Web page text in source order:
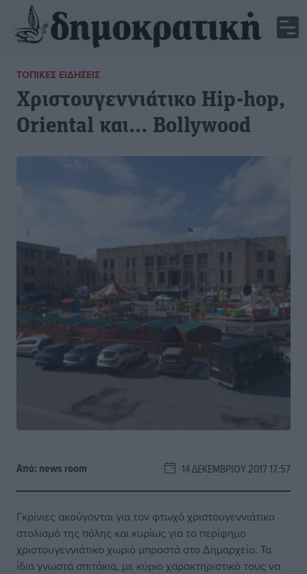
ΤΟΠΙΚΈΣ ΕΙΔΉΣΕΙΣ
Χριστουγεννιάτικo Ηip-hop,
Oriental και… Bollywood
Από: news room 14 ΔΕΚΕΜΒΡΊΟΥ 2017 17:57
Γκρίνιες ακούγονται για τον φτωχό χριστουγεννιάτικο
στολισμό της πόλης και κυρίως για το περίφημο
χριστουγεννιάτικο χωριό μπροστά στο Δημαρχείο. Τα
ίδια γνωστά σπιτάκια, με κύριο χαρακτηριστικό τους να